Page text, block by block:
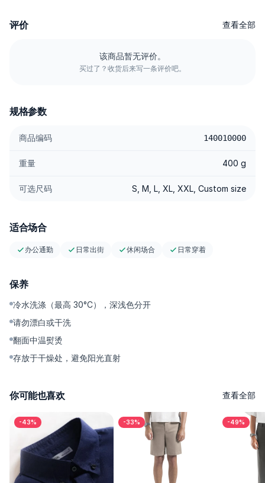
⭐ Tailored Stitching — 走线平直，针距利落清晰；耐穿耐用，线
条始终干净。
适。
锈耐用。
如，不易拘束。
---------
loafers，中线褶裥从早到晚都保持利落，面料也低维护、好打理
——省时间、省精力，穿着价值更高。无论搭配 T-shirt、polo 还
尺码与版型
版型：clean-taper，裤脚利落落在脚踝上方。
尺码建议：正常尺码即可；想要更放松的穿感可加大 1 个尺码。
评价 查看全部
该商品暂无评价。
买过了？收货后来写一条评价吧。
规格参数
商品编码 140010000
重量 400 g
可选尺码 S, M, L, XL, XXL, Custom size
适合场合
办公通勤 日常出街 休闲场合 日常穿着
保养
冷水洗涤（最高 30°C），深浅色分开
请勿漂白或干洗
翻面中温熨烫
存放于干燥处，避免阳光直射
你可能也喜欢 查看全部
-43% -33% -49%